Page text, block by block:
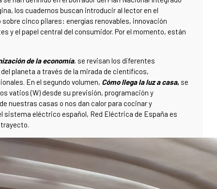
los cuadernos buscan introducir al lector en el
cinco pilares: energías renovables, innovación
y el papel central del consumidor. Por el momento, están
de la economía, se revisan los diferentes
planeta a través de la mirada de científicos,
En el segundo volumen, Cómo llega la luz a casa, se
vatios (W) desde su previsión, programación y
nuestras casas o nos dan calor para cocinar y
eléctrico español, Red Eléctrica de España es